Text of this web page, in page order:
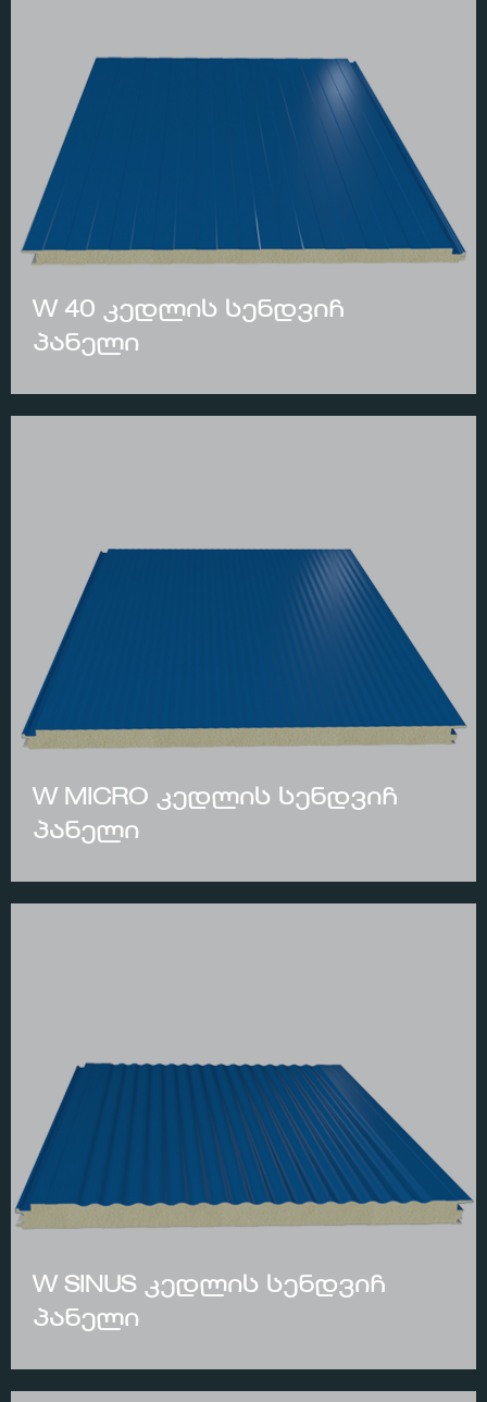
W 40 კედლის სენდვიჩ
პანელი
W MICRO კედლის სენდვიჩ
პანელი
W SINUS კედლის სენდვიჩ
პანელი